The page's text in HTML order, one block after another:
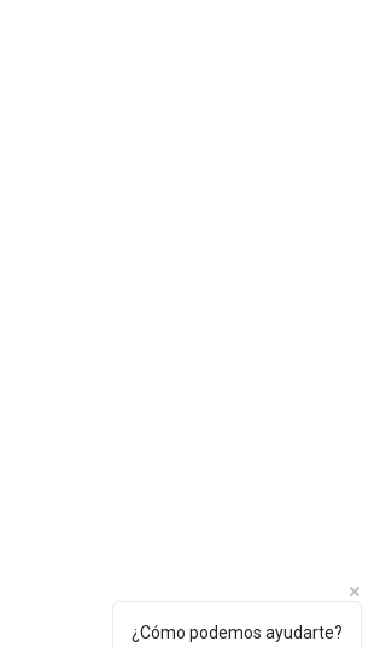
¿Cómo podemos ayudarte?